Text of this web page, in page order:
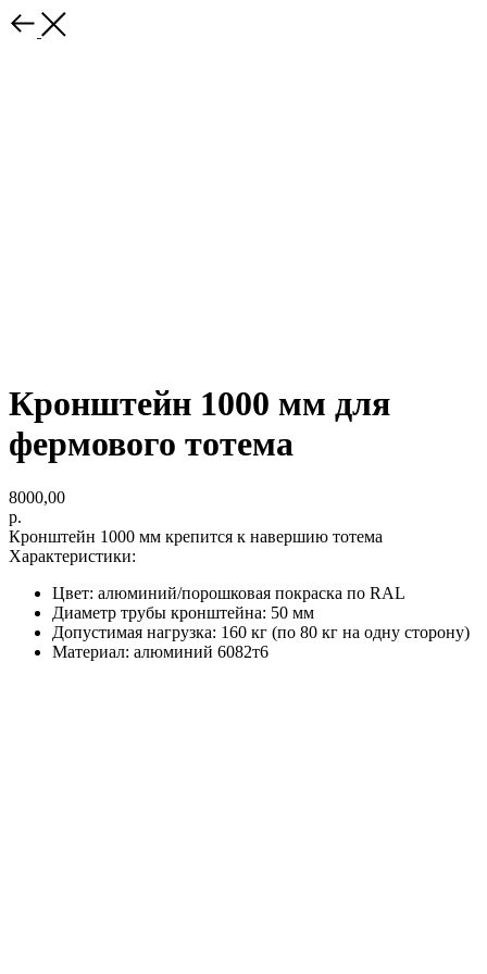
Кронштейн 1000 мм для
фермового тотема
8000,00
р.
Кронштейн 1000 мм крепится к навершию тотема
Характеристики:
Цвет: алюминий/порошковая покраска по RAL
Диаметр трубы кронштейна: 50 мм
Допустимая нагрузка: 160 кг (по 80 кг на одну сторону)
Материал: алюминий 6082т6